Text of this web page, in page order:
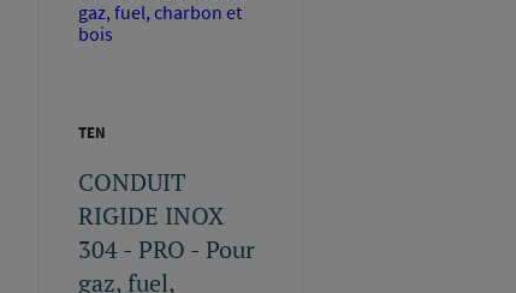
TEN
CONDUIT
RIGIDE INOX
304 - PRO - Pour
gaz, fuel,